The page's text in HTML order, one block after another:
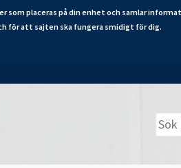
som placeras på din enhet och samlar
för att sajten ska fungera smidigt för dig.